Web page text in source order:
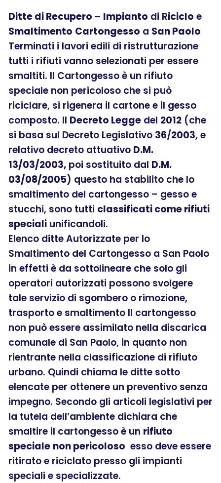
Ditte di Recupero – Impianto di Riciclo e
Smaltimento Cartongesso a San Paolo
Terminati i lavori edili di ristrutturazione
tutti i rifiuti vanno selezionati per essere
smaltiti. Il Cartongesso è un rifiuto
speciale non pericoloso che si può
riciclare, si rigenera il cartone e il gesso
composto. Il Decreto Legge del 2012 (che
si basa sul Decreto Legislativo 36/2003, e
relativo decreto attuativo D.M.
13/03/2003, poi sostituito dal D.M.
03/08/2005) questo ha stabilito che lo
smaltimento del cartongesso – gesso e
stucchi, sono tutti classificati come rifiuti
speciali unificandoli.
Elenco ditte Autorizzate per lo
Smaltimento del Cartongesso a San Paolo
in effetti è da sottolineare che solo gli
operatori autorizzati possono svolgere
tale servizio di sgombero o rimozione,
trasporto e smaltimento Il cartongesso
non può essere assimilato nella discarica
comunale di San Paolo, in quanto non
rientrante nella classificazione di rifiuto
urbano. Quindi chiama le ditte sotto
elencate per ottenere un preventivo senza
impegno. Secondo gli articoli legislativi per
la tutela dell’ambiente dichiara che
smaltire il cartongesso è un rifiuto
speciale non pericoloso esso deve essere
ritirato e riciclato presso gli impianti
speciali e specializzate.